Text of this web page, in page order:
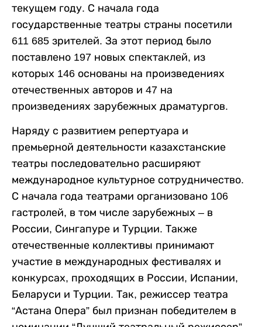
текущем году. С начала года
государственные театры страны посетили
611 685 зрителей. За этот период было
поставлено 197 новых спектаклей, из
которых 146 основаны на произведениях
отечественных авторов и 47 на
произведениях зарубежных драматургов.
Наряду с развитием репертуара и
премьерной деятельности казахстанские
театры последовательно расширяют
международное культурное сотрудничество.
С начала года театрами организовано 106
гастролей, в том числе зарубежных – в
России, Сингапуре и Турции. Также
отечественные коллективы принимают
участие в международных фестивалях и
конкурсах, проходящих в России, Испании,
Беларуси и Турции. Так, режиссер театра
“Астана Опера” был признан победителем в